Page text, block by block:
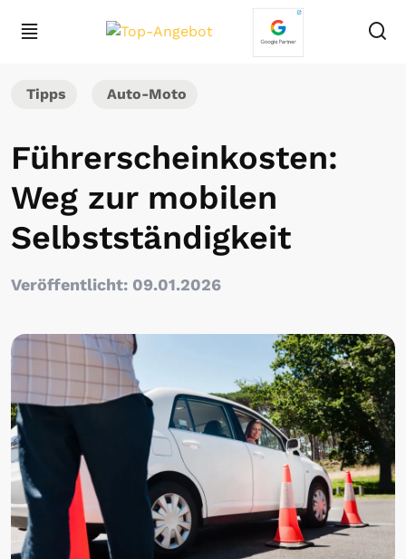
Tipps Auto-Moto
Führerscheinkosten:
Weg zur mobilen
Selbstständigkeit
Veröffentlicht: 09.01.2026